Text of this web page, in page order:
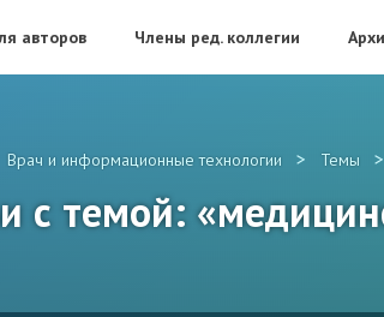
авторов Члены ред. коллегии
Врач и информационные технологии > Темы >
с темой: